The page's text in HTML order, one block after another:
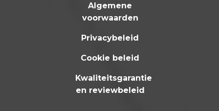
Algemene
voorwaarden
Privacybeleid
Cookie beleid
Kwaliteitsgarantie
en reviewbeleid